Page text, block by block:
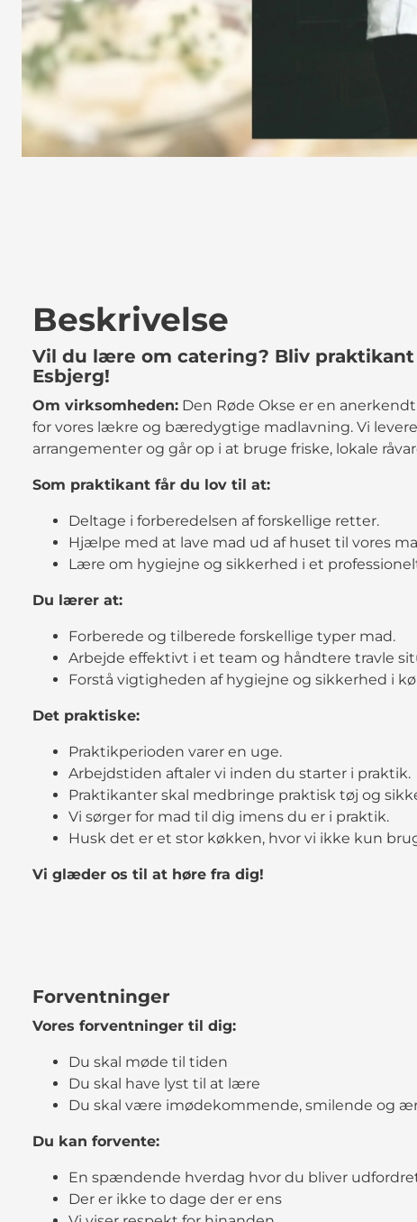
Beskrivelse
Vil du lære om catering? Bliv praktikant
Esbjerg!
Om virksomheden: Den Røde Okse er en
for vores lækre og bæredygtige madlavning. Vi
arrangementer og går op i at bruge friske, lokale
Som praktikant får du lov til at:
Deltage i forberedelsen af forskellige retter.
Hjælpe med at lave mad ud af huset til vores
Lære om hygiejne og sikkerhed i et
Du lærer at:
Forberede og tilberede forskellige typer mad.
Arbejde effektivt i et team og håndtere travle
Forstå vigtigheden af hygiejne og sikkerhed i
Det praktiske:
Praktikperioden varer en uge.
Arbejdstiden aftaler vi inden du starter i praktik.
Praktikanter skal medbringe praktisk tøj og
Vi sørger for mad til dig imens du er i praktik.
Husk det er et stor køkken, hvor vi ikke kun
Vi glæder os til at høre fra dig!
Forventninger
Vores forventninger til dig:
Du skal møde til tiden
Du skal have lyst til at lære
Du skal være imødekommende, smilende og
Du kan forvente:
En spændende hverdag hvor du bliver
Der er ikke to dage der er ens